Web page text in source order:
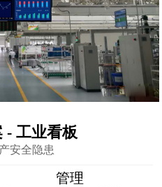
- 工业看板
安全隐患
管理